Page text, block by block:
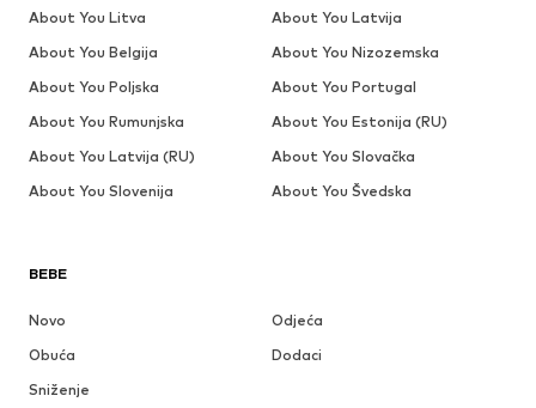
BEBE
Novo
Odjeća
Obuća
Dodaci
Sniženje
About You Litva
About You Latvija
About You Belgija
About You Nizozemska
About You Poljska
About You Portugal
About You Rumunjska
About You Estonija (RU)
About You Latvija (RU)
About You Slovačka
About You Slovenija
About You Švedska